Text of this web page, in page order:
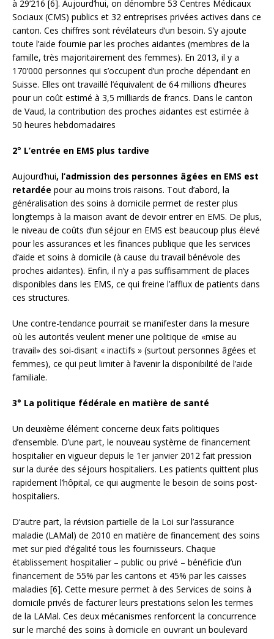
à 29’216 [6]. Aujourd’hui, on dénombre 53 Centres Médicaux
Sociaux (CMS) publics et 32 entreprises privées actives dans ce
canton. Ces chiffres sont révélateurs d’un besoin. S’y ajoute
toute l’aide fournie par les proches aidantes (membres de la
famille, très majoritairement des femmes). En 2013, il y a
170’000 personnes qui s’occupent d’un proche dépendant en
Suisse. Elles ont travaillé l’équivalent de 64 millions d’heures
pour un coût estimé à 3,5 milliards de francs. Dans le canton
de Vaud, la contribution des proches aidantes est estimée à
50 heures hebdomadaires
2° L’entrée en EMS plus tardive
Aujourd’hui, l’admission des personnes âgées en EMS est
retardée pour au moins trois raisons. Tout d’abord, la
généralisation des soins à domicile permet de rester plus
longtemps à la maison avant de devoir entrer en EMS. De plus,
le niveau de coûts d’un séjour en EMS est beaucoup plus élevé
pour les assurances et les finances publique que les services
d’aide et soins à domicile (à cause du travail bénévole des
proches aidantes). Enfin, il n’y a pas suffisamment de places
disponibles dans les EMS, ce qui freine l’afflux de patients dans
ces structures.
Une contre-tendance pourrait se manifester dans la mesure
où les autorités veulent mener une politique de «mise au
travail» des soi-disant « inactifs » (surtout personnes âgées et
femmes), ce qui peut limiter à l’avenir la disponibilité de l’aide
familiale.
3° La politique fédérale en matière de santé
Un deuxième élément concerne deux faits politiques
d’ensemble. D’une part, le nouveau système de financement
hospitalier en vigueur depuis le 1er janvier 2012 fait pression
sur la durée des séjours hospitaliers. Les patients quittent plus
rapidement l’hôpital, ce qui augmente le besoin de soins post-
hospitaliers.
D’autre part, la révision partielle de la Loi sur l’assurance
maladie (LAMal) de 2010 en matière de financement des soins
met sur pied d’égalité tous les fournisseurs. Chaque
établissement hospitalier – public ou privé – bénéficie d’un
financement de 55% par les cantons et 45% par les caisses
maladies [6]. Cette mesure permet à des Services de soins à
domicile privés de facturer leurs prestations selon les termes
de la LAMal. Ces deux mécanismes renforcent la concurrence
sur le marché des soins à domicile en ouvrant un boulevard